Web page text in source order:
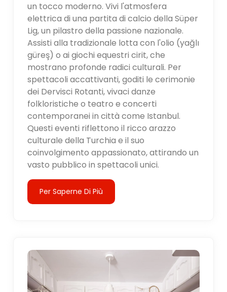
un tocco moderno. Vivi l'atmosfera
elettrica di una partita di calcio della Süper
Lig, un pilastro della passione nazionale.
Assisti alla tradizionale lotta con l'olio (yağlı
güreş) o ai giochi equestri cirit, che
mostrano profonde radici culturali. Per
spettacoli accattivanti, goditi le cerimonie
dei Dervisci Rotanti, vivaci danze
folkloristiche o teatro e concerti
contemporanei in città come Istanbul.
Questi eventi riflettono il ricco arazzo
culturale della Turchia e il suo
coinvolgimento appassionato, attirando un
vasto pubblico in spettacoli unici.
Per Saperne Di Più